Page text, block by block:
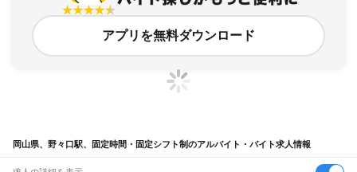
アプリを無料ダウンロード
岡山県、野々口駅、固定時間・固定シフト制のアルバイト・バイト求人情報